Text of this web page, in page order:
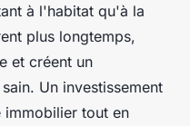
à l'habitat qu'à la
plus longtemps,
et créent un
Un investissement
tout en